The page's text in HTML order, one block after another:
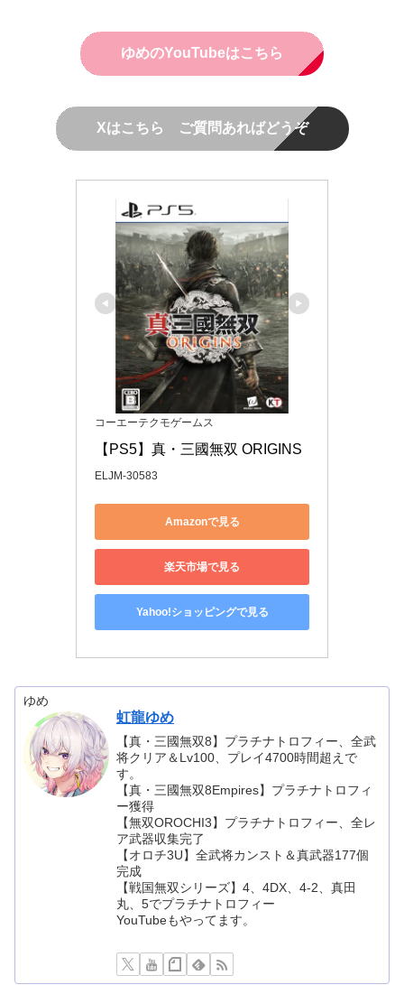
ゆめのYouTubeはこちら
Xはこちら ご質問あればどうぞ
コーエーテクモゲームス
【PS5】真・三國無双 ORIGINS
ELJM-30583
Amazonで見る
楽天市場で見る
Yahoo!ショッピングで見る
ゆめ
虹龍ゆめ
【真・三國無双8】プラチナトロフィー、全武
将クリア＆Lv100、プレイ4700時間超えで
す。
【真・三國無双8Empires】プラチナトロフィ
ー獲得
【無双OROCHI3】プラチナトロフィー、全レ
ア武器収集完了
【オロチ3U】全武将カンスト＆真武器177個
完成
【戦国無双シリーズ】4、4DX、4-2、真田
丸、5でプラチナトロフィー
YouTubeもやってます。